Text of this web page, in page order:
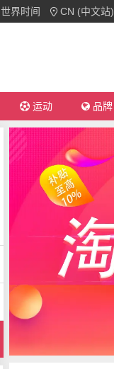
世界时间 CN (中文站)
运动 品牌